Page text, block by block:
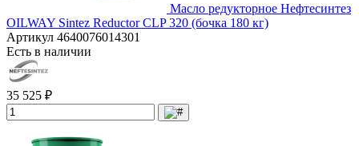
Масло редукторное Нефтесинтез
OILWAY Sintez Reductor CLP 320 (бочка 180 кг)
Артикул 4640076014301
Есть в наличии
35 525 ₽